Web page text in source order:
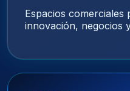
Espacios comerciales
innovación, negocios